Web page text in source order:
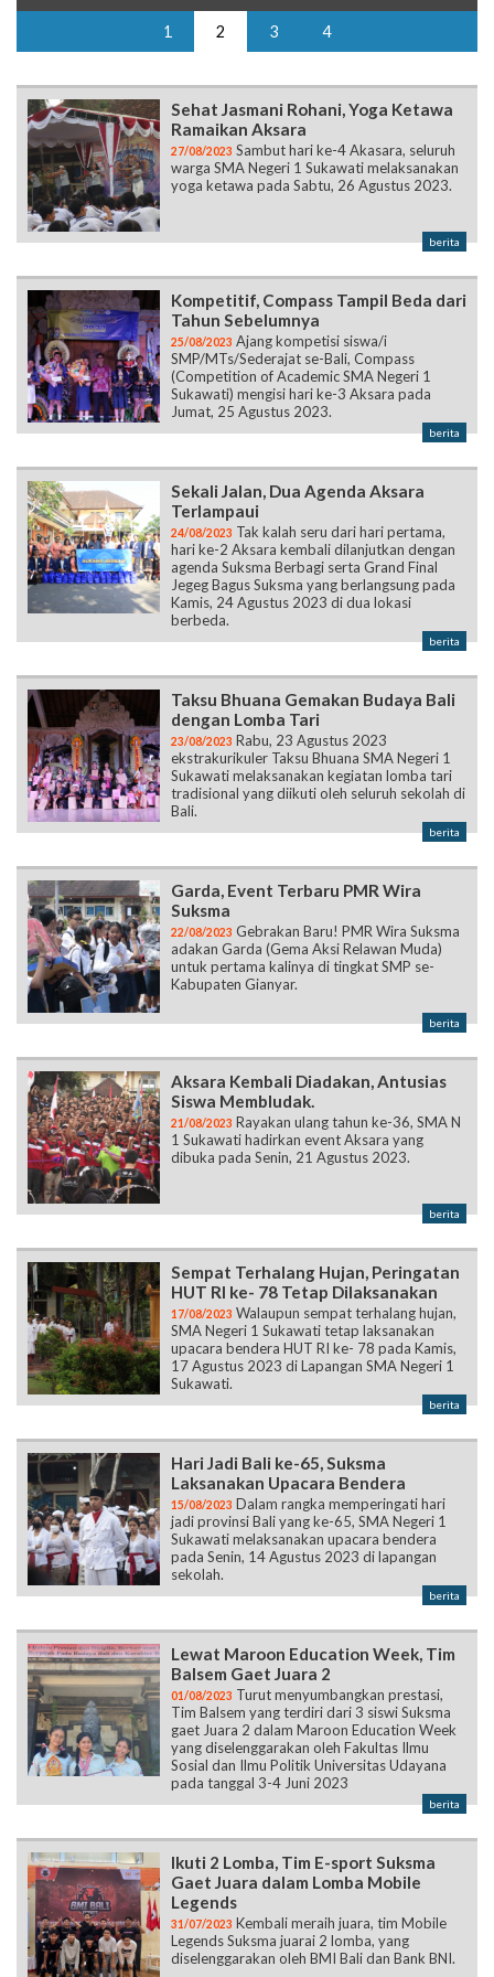
Sehat Jasmani Rohani, Yoga Ketawa
Ramaikan Aksara
warga SMA Negeri 1 Sukawati melaksanakan
yoga ketawa pada Sabtu, 26 Agustus 2023.
berita
Tahun Sebelumnya
SMP/MTs/Sederajat se-Bali, Compass
(Competition of Academic SMA Negeri 1
Sukawati) mengisi hari ke-3 Aksara pada
Jumat, 25 Agustus 2023.
Sekali Jalan, Dua Agenda Aksara
Terlampaui
hari ke-2 Aksara kembali dilanjutkan dengan
agenda Suksma Berbagi serta Grand Final
Jegeg Bagus Suksma yang berlangsung pada
Kamis, 24 Agustus 2023 di dua lokasi
berbeda.
berita
Taksu Bhuana Gemakan Budaya Bali
dengan Lomba Tari
ekstrakurikuler Taksu Bhuana SMA Negeri 1
Sukawati melaksanakan kegiatan lomba tari
tradisional yang diikuti oleh seluruh sekolah di
Bali.
berita
Garda, Event Terbaru PMR Wira
Suksma
adakan Garda (Gema Aksi Relawan Muda)
untuk pertama kalinya di tingkat SMP se-
Kabupaten Gianyar.
berita
Siswa Membludak.
1 Sukawati hadirkan event Aksara yang
dibuka pada Senin, 21 Agustus 2023.
HUT RI ke- 78 Tetap Dilaksanakan
SMA Negeri 1 Sukawati tetap laksanakan
upacara bendera HUT RI ke- 78 pada Kamis,
17 Agustus 2023 di Lapangan SMA Negeri 1
Sukawati.
berita
Hari Jadi Bali ke-65, Suksma
Laksanakan Upacara Bendera
jadi provinsi Bali yang ke-65, SMA Negeri 1
Sukawati melaksanakan upacara bendera
pada Senin, 14 Agustus 2023 di lapangan
sekolah.
berita
Lewat Maroon Education Week, Tim
Balsem Gaet Juara 2
Tim Balsem yang terdiri dari 3 siswi Suksma
gaet Juara 2 dalam Maroon Education Week
yang diselenggarakan oleh Fakultas Ilmu
Sosial dan Ilmu Politik Universitas Udayana
pada tanggal 3-4 Juni 2023
berita
Ikuti 2 Lomba, Tim E-sport Suksma
Gaet Juara dalam Lomba Mobile
Legends Suksma juarai 2 lomba, yang
diselenggarakan oleh BMI Bali dan Bank BNI.
berita